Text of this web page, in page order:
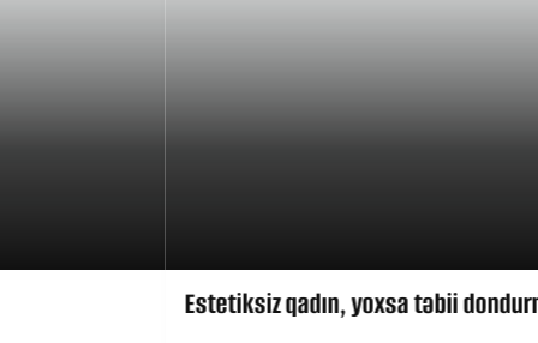
Estetiksiz qadın, yoxsa təbii dondurma?